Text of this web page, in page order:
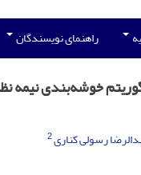
راهنمای نویسندگان
خوشه‌بندی نیمه
رسولی کناری2